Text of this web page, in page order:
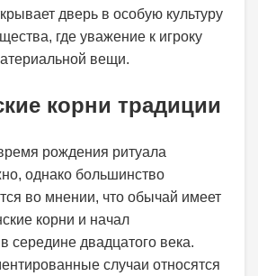
дверь в особую культуру
где уважение к игроку
вещи.
корни традиции
рождения ритуала
однако большинство
во мнении, что обычай имеет
корни и начал
середине двадцатого века.
случаи относятся